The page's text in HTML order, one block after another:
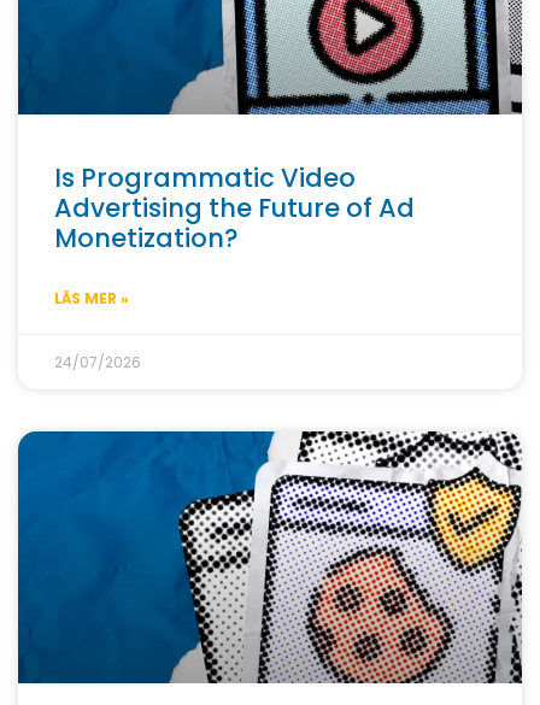
Is Programmatic Video
Advertising the Future of Ad
Monetization?
LÄS MER »
24/07/2026